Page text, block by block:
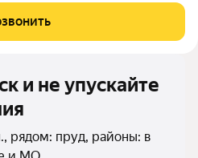
и быстрый выход в
- ОТ
и не упускайте
рядом: пруд, районы: в